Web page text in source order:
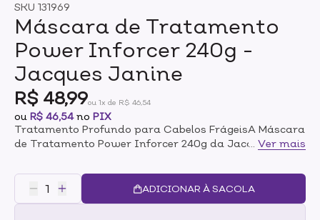
SKU 131969
Máscara de Tratamento
Power Inforcer 240g -
Jacques Janine
R$ 48,99ou 1x de R$ 46,54
ou R$ 46,54no PIX
Tratamento Profundo para Cabelos FrágeisA Máscara
de Tratamento Power Inforcer 240g da Jacques
frágeis e quebradiços que precisam de força e
revitalização. Sua fórmula poderosa atua na
reparação dos danos, reconstruindo a fibra capilar
Ver mais
ADICIONAR À SACOLA